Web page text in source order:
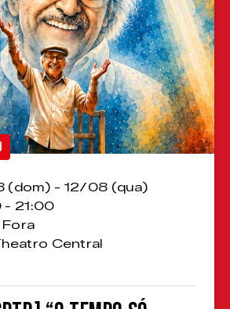
(dom) - 12/08 (qua)
- 21:00
Fora
Central